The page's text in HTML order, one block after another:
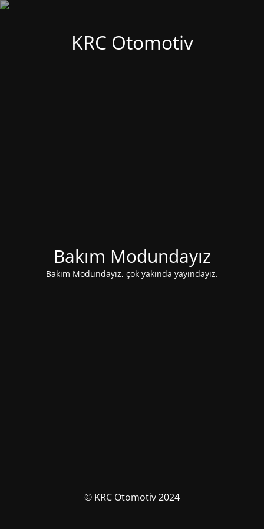
KRC Otomotiv
Bakım Modundayız
Bakım Modundayız, çok yakında yayındayız.
© KRC Otomotiv 2024